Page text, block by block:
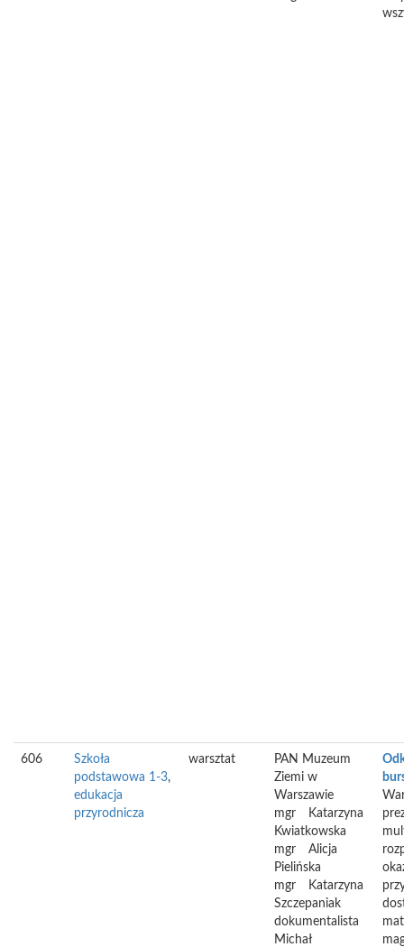
606
Szkoła
podstawowa 1-3,
edukacja
przyrodnicza
warsztat
PAN Muzeum
Ziemi w
Warszawie
mgr
Katarzyna
Kwiatkowska
mgr
Alicja
Pielińska
mgr
Katarzyna
Szczepaniak
dokumentalista
Michał